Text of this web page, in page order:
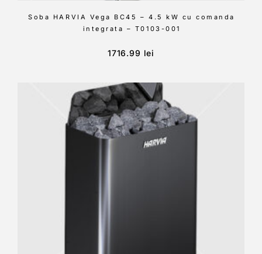
Soba HARVIA Vega BC45 – 4.5 kW cu comanda
integrata – T0103-001
1716.99 lei